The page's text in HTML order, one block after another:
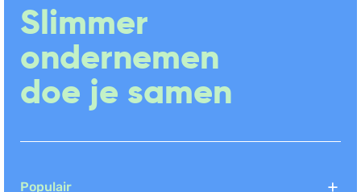
Slimmer
ondernemen
doe je samen
Populair